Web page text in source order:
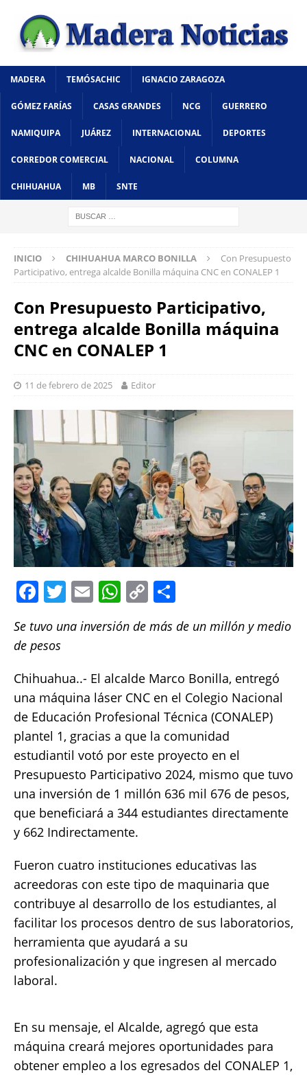
MADERA TEMÓSACHIC IGNACIO ZARAGOZA
GÓMEZ FARÍAS CASAS GRANDES NCG GUERRERO
NAMIQUIPA JUÁREZ INTERNACIONAL DEPORTES
CORREDOR COMERCIAL NACIONAL COLUMNA
CHIHUAHUA MB SNTE
INICIO CHIHUAHUA MARCO BONILLA
Con Presupuesto
Participativo, entrega alcalde Bonilla máquina CNC en CONALEP 1
Con Presupuesto Participativo,
entrega alcalde Bonilla máquina
CNC en CONALEP 1
11 de febrero de 2025 Editor
F
c
e
b
o
o
k
T
w
it
r
E
ai
W
h
at
A
p
p
C
p
Li
n
k
h
a
Se tuvo una inversión de más de un millón y medio
de pesos
Chihuahua..- El alcalde Marco Bonilla, entregó
una máquina láser CNC en el Colegio Nacional
de Educación Profesional Técnica (CONALEP)
plantel 1, gracias a que la comunidad
estudiantil votó por este proyecto en el
Presupuesto Participativo 2024, mismo que tuvo
una inversión de 1 millón 636 mil 676 de pesos,
que beneficiará a 344 estudiantes directamente
y 662 Indirectamente.
Fueron cuatro instituciones educativas las
acreedoras con este tipo de maquinaria que
contribuye al desarrollo de los estudiantes, al
facilitar los procesos dentro de sus laboratorios,
herramienta que ayudará a su
profesionalización y que ingresen al mercado
laboral.
En su mensaje, el Alcalde, agregó que esta
máquina creará mejores oportunidades para
obtener empleo a los egresados del CONALEP 1,